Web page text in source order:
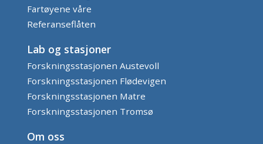
Fartøyene våre
Referanseflåten
Lab og stasjoner
Forskningsstasjonen Austevoll
Forskningsstasjonen Flødevigen
Forskningsstasjonen Matre
Forskningsstasjonen Tromsø
Om oss